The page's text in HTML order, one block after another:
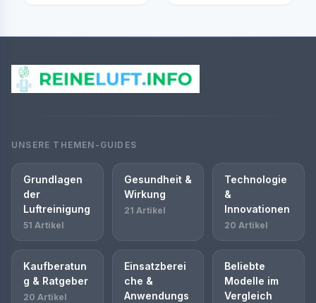
UNSERE THEMEN-GUIDES
Grundlagen
der
Luftreinigung
51 Artikel
Gesundheit &
Wirkung
21 Artikel
Technologie
&
Innovationen
20 Artikel
Kaufberatun
g & Ratgeber
20 Artikel
Einsatzberei
che &
Anwendungs
Beliebte
Modelle im
Vergleich